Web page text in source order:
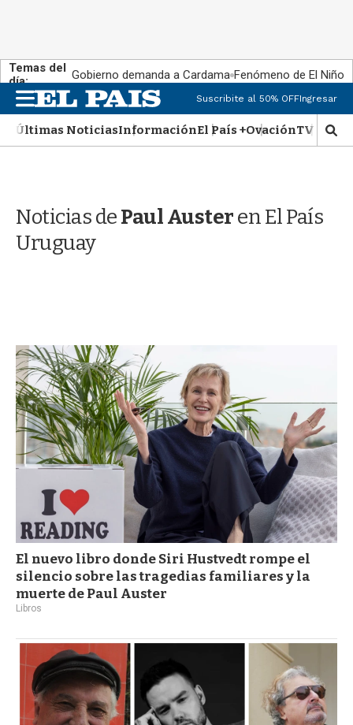
Temas del
día:
Gobierno demanda a Cardama Fenómeno de El Niño
M
e
n
u
Suscribite al 50% OFFIngresar
Últimas NoticiasInformaciónEl País +OvaciónTV Show
M
o
Noticias dePaul Austeren El País
Uruguay
El nuevo libro donde Siri Hustvedt rompe el
silencio sobre las tragedias familiares y la
muerte de Paul Auster
Libros